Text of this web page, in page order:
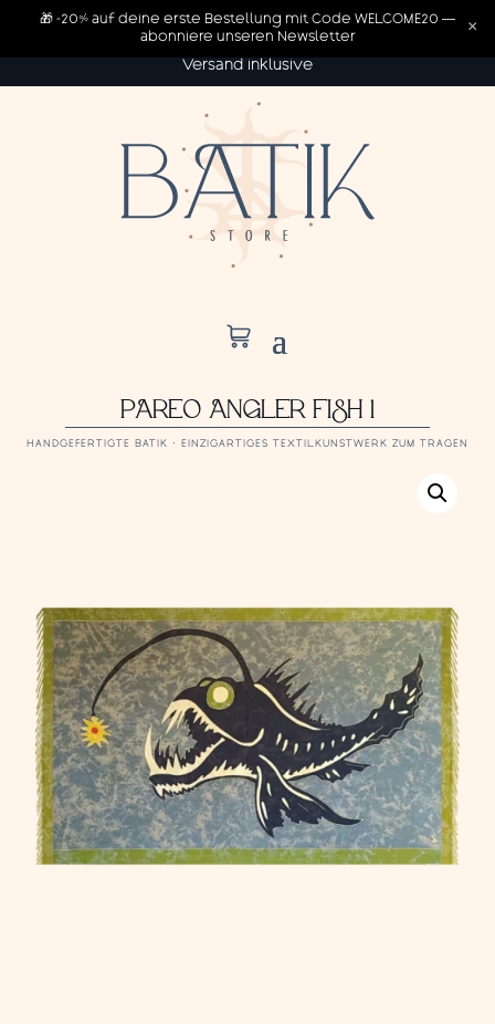
Versand inklusive
PAREO ANGLER FISH 1
HANDGEFERTIGTE BATIK · EINZIGARTIGES TEXTILKUNSTWERK ZUM TRAGEN
🎁 -20% auf deine erste Bestellung mit Code WELCOME20 —
abonniere unseren Newsletter
×